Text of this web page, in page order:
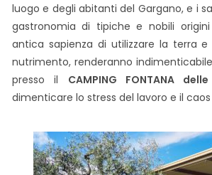
luogo e degli abitanti del Gargano, e i
gastronomia di tipiche e nobili
antica sapienza di utilizzare la terra
nutrimento, renderanno
presso il CAMPING FONTANA delle
dimenticare lo stress del lavoro e il